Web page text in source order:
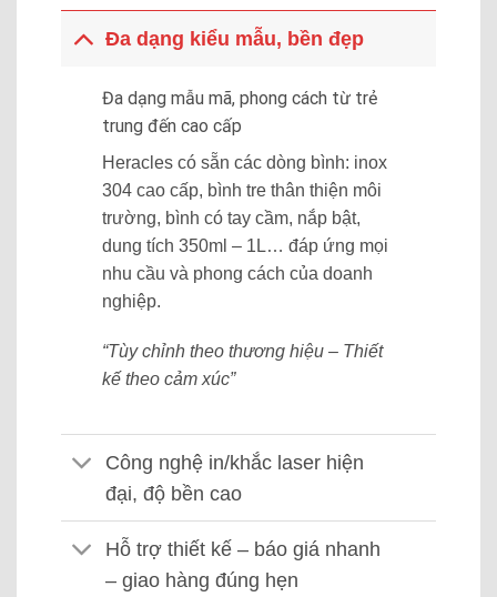
Đa dạng kiểu mẫu, bền đẹp
Đa dạng mẫu mã, phong cách từ trẻ
trung đến cao cấp
Heracles có sẵn các dòng bình: inox
304 cao cấp, bình tre thân thiện môi
trường, bình có tay cầm, nắp bật,
dung tích 350ml – 1L… đáp ứng mọi
nhu cầu và phong cách của doanh
nghiệp.
“Tùy chỉnh theo thương hiệu – Thiết
kế theo cảm xúc”
Công nghệ in/khắc laser hiện
đại, độ bền cao
Hỗ trợ thiết kế – báo giá nhanh
– giao hàng đúng hẹn